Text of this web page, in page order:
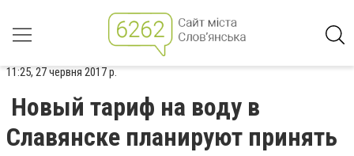
11:25, 27 червня 2017 р.
Новый тариф на воду в
Славянске планируют принять